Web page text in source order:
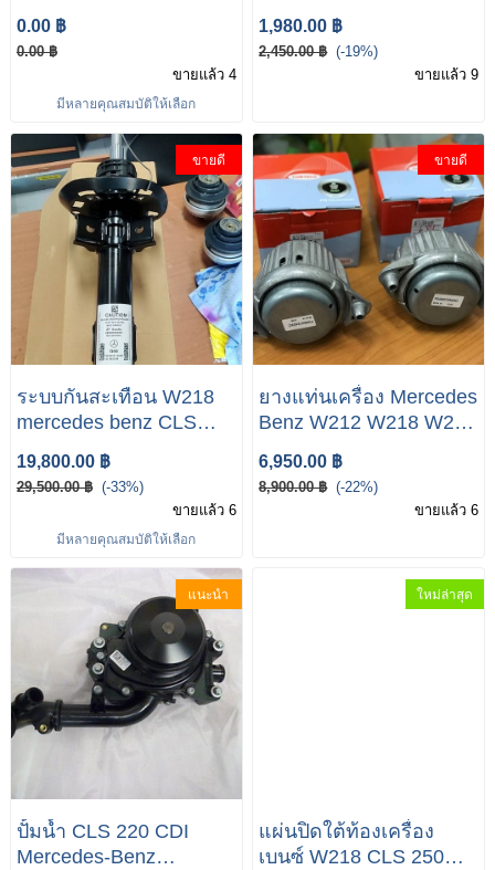
W204 W207 W212
W218 oil sump pan
A6510102913
0.00 ฿
0.00 ฿
ขายแล้ว 4
มีหลายคุณสมบัติให้เลือก
250D A001 993 34 96
1,980.00 ฿
2,450.00 ฿ (-19%)
ขายแล้ว 9
ขายดี
ระบบกันสะเทือน W218
mercedes benz CLS
19,800.00 ฿
29,500.00 ฿ (-33%)
ขายแล้ว 6
มีหลายคุณสมบัติให้เลือก
ขายดี
ยางแท่นเครื่อง Mercedes
ฺBenz W212 W218 W207
6,950.00 ฿
8,900.00 ฿ (-22%)
ขายแล้ว 6
แนะนำ
ปั้มน้ำ CLS 220 CDI
Mercedes-Benz
ใหม่ล่าสุด
แผ่นปิดใต้ท้องเครื่อง
เบนซ์ W218 CLS 250